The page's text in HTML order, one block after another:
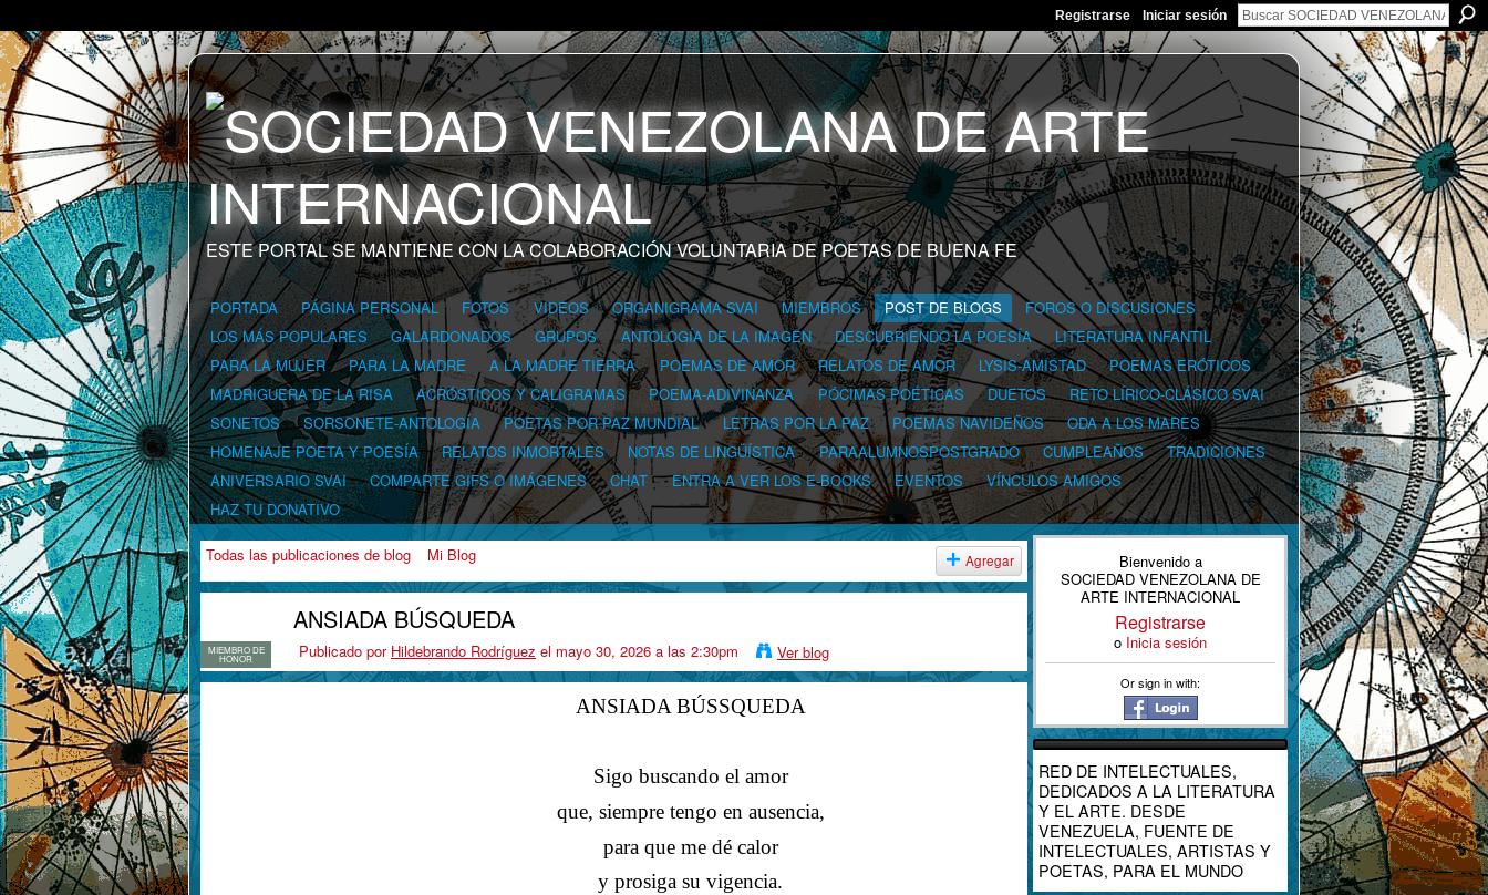
Registrarse Iniciar sesión
ESTE PORTAL SE MANTIENE CON LA COLABORACIÓN VOLUNTARIA DE POETAS DE BUENA FE
PORTADA PÁGINA PERSONAL FOTOS VIDEOS ORGANIGRAMA SVAI MIEMBROS POST DE BLOGS
FOROS O DISCUSIONES
LOS MÁS POPULARES
GALARDONADOS GRUPOS ANTOLOGÍA DE LA IMAGEN DESCUBRIENDO LA POESÍA
LITERATURA INFANTIL
PARA LA MUJER
PARA LA MADRE A LA MADRE TIERRA POEMAS DE AMOR RELATOS DE AMOR LYSIS-AMISTAD
POEMAS ERÓTICOS
MADRIGUERA DE LA RISA
ACRÓSTICOS Y CALIGRAMAS POEMA-ADIVINANZA PÓCIMAS POÉTICAS DUETOS
RETO LÍRICO-CLÁSICO SVAI
SONETOS
SORSONETE-ANTOLOGÍA POETAS POR PAZ MUNDIAL LETRAS POR LA PAZ POEMAS NAVIDEÑOS
ODA A LOS MARES
HOMENAJE POETA Y POESÍA
RELATOS INMORTALES NOTAS DE LINGÜÍSTICA PARAALUMNOSPOSTGRADO CUMPLEAÑOS
TRADICIONES
ANIVERSARIO SVAI
COMPARTE GIFS O IMÁGENES CHAT ENTRA A VER LOS E-BOOKS EVENTOS
VÍNCULOS AMIGOS
HAZ TU DONATIVO
Todas las publicaciones de blog Mi Blog Agregar
MIEMBRO DE
HONOR
ANSIADA BÚSQUEDA
Publicado por Hildebrando Rodríguez el mayo 30, 2026 a las 2:30pm Ver blog
ANSIADA BÚSSQUEDA
Sigo buscando el amor
que, siempre tengo en ausencia,
para que me dé calor
y prosiga su vigencia.
Bienvenido a
SOCIEDAD VENEZOLANA DE
ARTE INTERNACIONAL
Registrarse
o Inicia sesión
Or sign in with:
RED DE INTELECTUALES,
DEDICADOS A LA LITERATURA
Y EL ARTE. DESDE
VENEZUELA, FUENTE DE
INTELECTUALES, ARTISTAS Y
POETAS, PARA EL MUNDO